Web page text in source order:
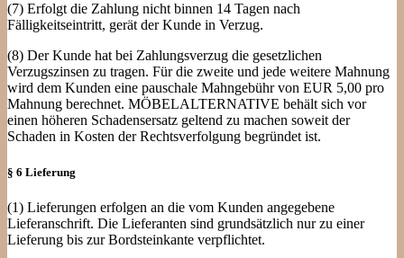
(7) Erfolgt die Zahlung nicht binnen 14 Tagen nach
Fälligkeitseintritt, gerät der Kunde in Verzug.
(8) Der Kunde hat bei Zahlungsverzug die gesetzlichen
Verzugszinsen zu tragen. Für die zweite und jede weitere Mahnung
wird dem Kunden eine pauschale Mahngebühr von EUR 5,00 pro
Mahnung berechnet. MÖBELALTERNATIVE behält sich vor
einen höheren Schadensersatz geltend zu machen soweit der
Schaden in Kosten der Rechtsverfolgung begründet ist.
§ 6 Lieferung
(1) Lieferungen erfolgen an die vom Kunden angegebene
Lieferanschrift. Die Lieferanten sind grundsätzlich nur zu einer
Lieferung bis zur Bordsteinkante verpflichtet.